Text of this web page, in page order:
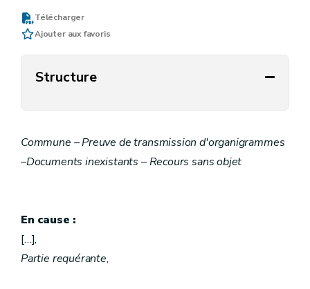
Télécharger
Ajouter aux favoris
Structure
Commune – Preuve de transmission d'organigrammes
–Documents inexistants – Recours sans objet
En cause :
[…],
Partie requérante,